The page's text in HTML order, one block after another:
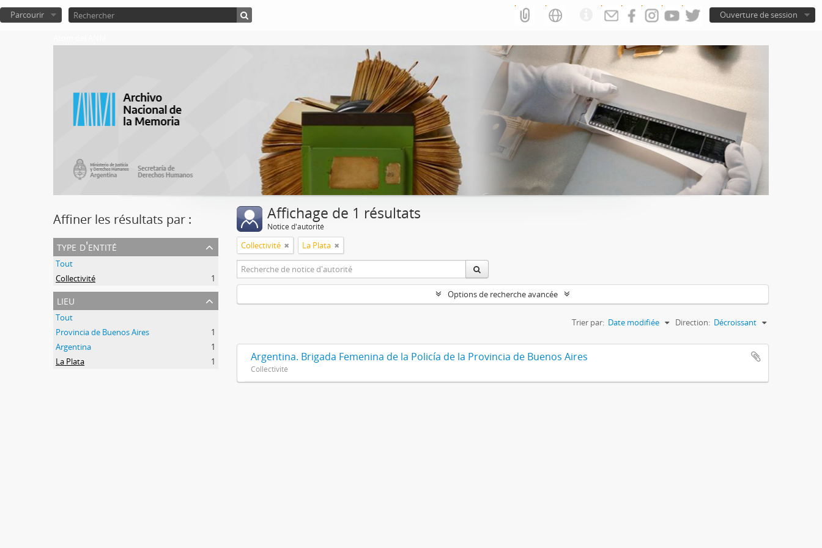
Ouverture de session
Parcourir
Affiner les résultats par :
type d'entité
Tout
Collectivité
1
lieu
Tout
Provincia de Buenos Aires
1
Argentina
1
La Plata
1
Affichage de 1 résultats
Notice d'autorité
Collectivité La Plata
Options de recherche avancée
Trier par: Date modifiée Direction: Décroissant
Argentina. Brigada Femenina de la Policía de la Provincia de Buenos Aires
Collectivité